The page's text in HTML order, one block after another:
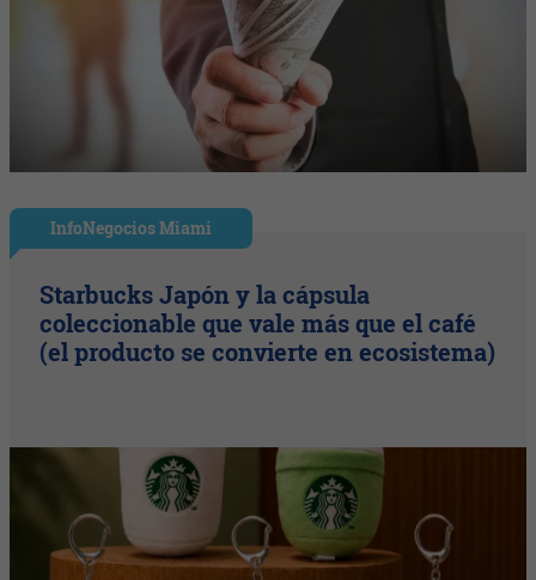
InfoNegocios Miami
Starbucks Japón y la cápsula
coleccionable que vale más que el café
(el producto se convierte en ecosistema)